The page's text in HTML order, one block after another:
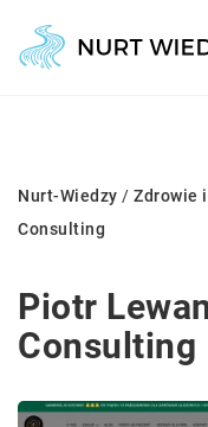
Nurt-Wiedzy / Zdrowie
Consulting
Piotr
Consulting